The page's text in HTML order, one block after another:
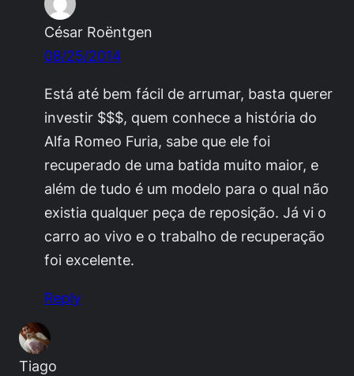
César Roëntgen
08/25/2014
Está até bem fácil de arrumar, basta querer
investir $$$, quem conhece a história do
Alfa Romeo Furia, sabe que ele foi
recuperado de uma batida muito maior, e
além de tudo é um modelo para o qual não
existia qualquer peça de reposição. Já vi o
carro ao vivo e o trabalho de recuperação
foi excelente.
Reply
Tiago